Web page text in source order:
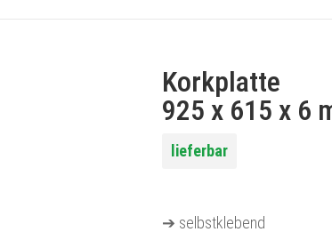
Korkplatte
925 x 615 x 6
lieferbar
➔ selbstklebend